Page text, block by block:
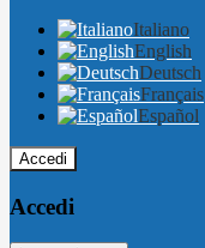
Italiano
English
Deutsch
Français
Español
Accedi
Accedi